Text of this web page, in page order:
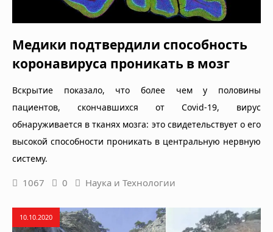
Медики подтвердили способность
коронавируса проникать в мозг
Вскрытие показало, что более чем у половины
пациентов, скончавшихся от Covid-19, вирус
обнаруживается в тканях мозга: это свидетельствует о его
высокой способности проникать в центральную нервную
систему.
1067 0 Наука и Технологии
10.10.2020